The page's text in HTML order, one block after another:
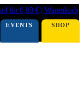
für 0,00 € | Warenkorb
EVENTS SHOP